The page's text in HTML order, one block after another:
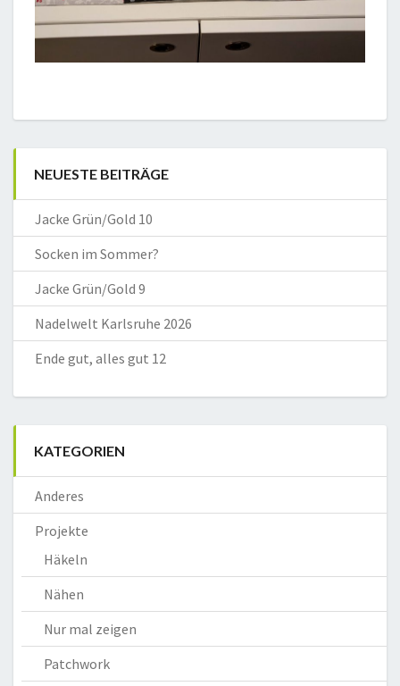
NEUESTE BEITRÄGE
Jacke Grün/Gold 10
Socken im Sommer?
Jacke Grün/Gold 9
Nadelwelt Karlsruhe 2026
Ende gut, alles gut 12
KATEGORIEN
Anderes
Projekte
Häkeln
Nähen
Nur mal zeigen
Patchwork